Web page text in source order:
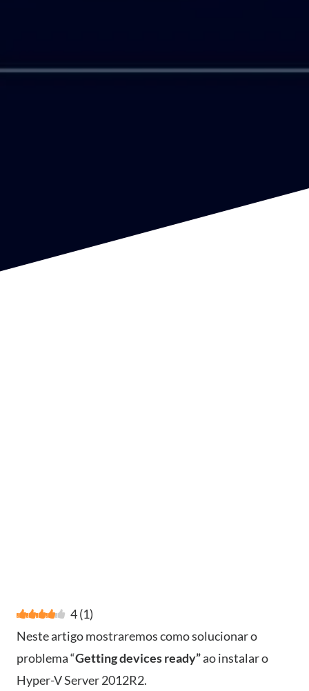
4(1)
Neste artigo mostraremos como solucionar o
problema “Getting devices ready”ao instalar o
Hyper-V Server 2012R2.